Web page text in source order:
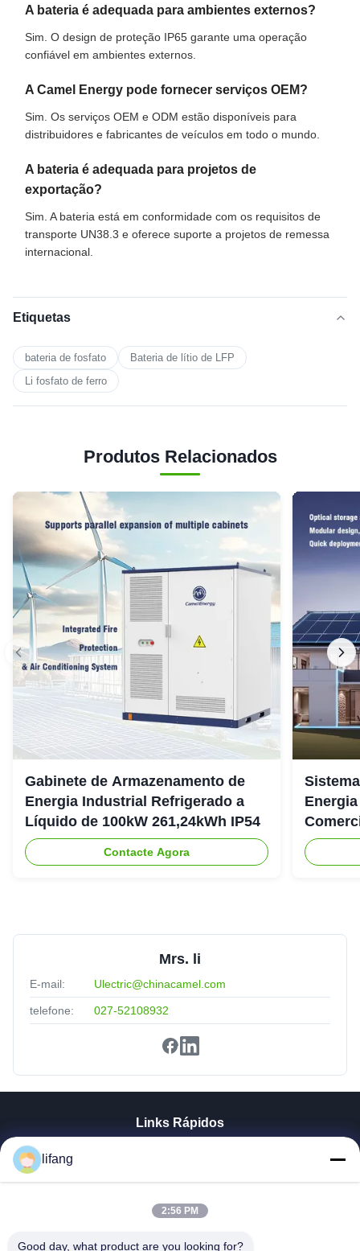
A bateria é adequada para ambientes externos?
Sim. O design de proteção IP65 garante uma operação
confiável em ambientes externos.
A Camel Energy pode fornecer serviços OEM?
Sim. Os serviços OEM e ODM estão disponíveis para
distribuidores e fabricantes de veículos em todo o mundo.
A bateria é adequada para projetos de
exportação?
Sim. A bateria está em conformidade com os requisitos de
transporte UN38.3 e oferece suporte a projetos de remessa
internacional.
Etiquetas
bateria de fosfato
Bateria de lítio de LFP
Li fosfato de ferro
Produtos Relacionados
Gabinete de Armazenamento de
Energia Industrial Refrigerado a
Líquido de 100kW 261,24kWh IP54
Contacte Agora
Mrs. li
E-mail: Ulectric@chinacamel.com
telefone: 027-52108932
Links Rápidos
Fábrica
lifang
2:56 PM
Good day, what product are you looking for?